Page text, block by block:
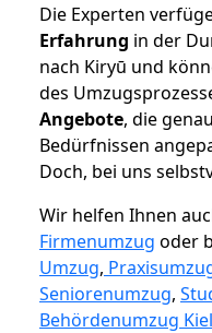
Die Experten
Erfahrung in der
nach Kiryū und
des
Angebote, die
Bedürfnissen
Doch, bei uns
Wir helfen Ihnen
Firmenumzug oder
Umzug,
Seniorenumzug,
Behördenumzug Kiel